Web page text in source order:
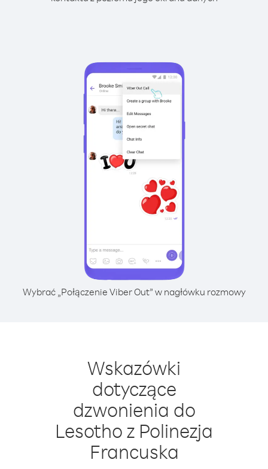
Wybrać „Połączenie Viber Out” w nagłówku rozmowy
Wskazówki
dotyczące
dzwonienia do
Lesotho z Polinezja
Francuska